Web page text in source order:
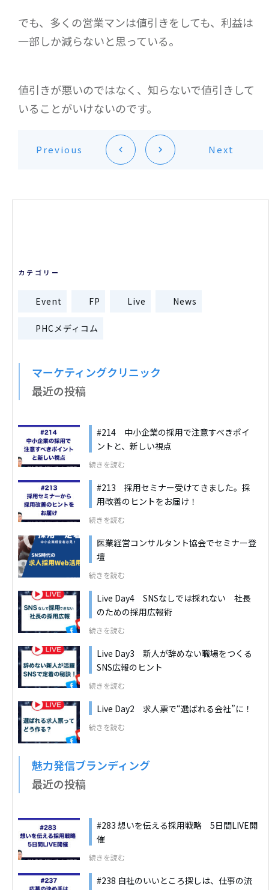
でも、多くの営業マンは値引きをしても、利益は
一部しか減らないと思っている。
値引きが悪いのではなく、知らないで値引きして
いることがいけないのです。
Previous Next
カテゴリー
Event FP Live News
PHCメディコム
マーケティングクリニック
最近の投稿
#214 中小企業の採用で注意すべきポイ
ントと、新しい視点
続きを読む
#213 採用セミナー受けてきました。採
用改善のヒントをお届け！
続きを読む
医業経営コンサルタント協会でセミナー登
壇
続きを読む
Live Day4 SNSなしでは採れない 社長
のための採用広報術
続きを読む
Live Day3 新人が辞めない職場をつくる
SNS広報のヒント
続きを読む
Live Day2 求人票で“選ばれる会社”に！
続きを読む
魅力発信ブランディング
最近の投稿
#283 想いを伝える採用戦略 5日間LIVE開
催
続きを読む
#238 自社のいいところ探しは、仕事の流